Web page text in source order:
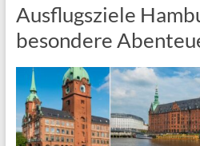
Ausflugsziele
besondere